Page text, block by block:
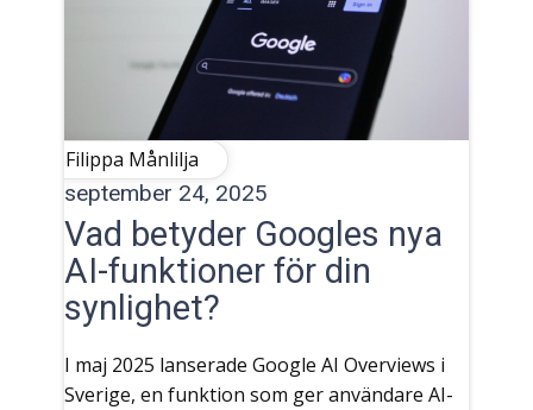
Filippa Månlilja
september 24, 2025
Vad betyder Googles nya
AI-funktioner för din
synlighet?
I maj 2025 lanserade Google AI Overviews i
Sverige, en funktion som ger användare AI-